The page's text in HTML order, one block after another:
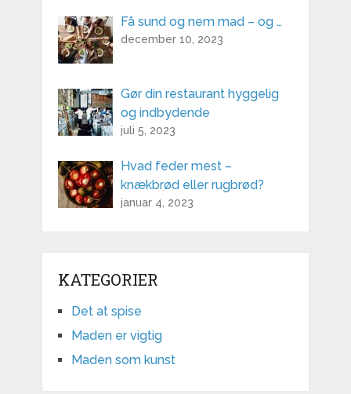
Få sund og nem mad – og …
december 10, 2023
Gør din restaurant hyggelig
og indbydende
juli 5, 2023
Hvad feder mest –
knækbrød eller rugbrød?
januar 4, 2023
KATEGORIER
Det at spise
Maden er vigtig
Maden som kunst